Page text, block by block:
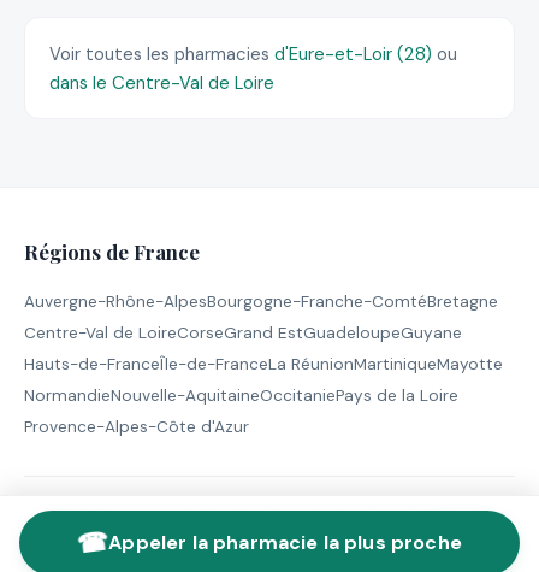
☎Appeler la pharmacie la plus proche
Voir toutes les pharmacies d'Eure-et-Loir (28) ou
dans le Centre-Val de Loire
Régions de France
Auvergne-Rhône-AlpesBourgogne-Franche-ComtéBretagne
Centre-Val de LoireCorseGrand EstGuadeloupeGuyane
Hauts-de-FranceÎle-de-FranceLa RéunionMartiniqueMayotte
NormandieNouvelle-AquitaineOccitaniePays de la Loire
Provence-Alpes-Côte d'Azur
© 2026 Pharmacie de Garde - Tous droits réservés |Mentions
légales